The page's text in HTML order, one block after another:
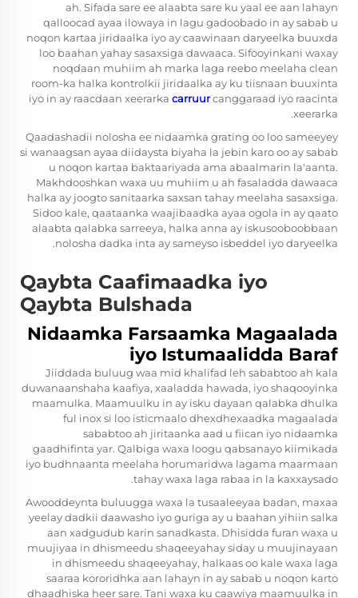
ah. Sifada sare ee alaabta sare ku yaal ee aan lahayn
qalloocad ayaa ilowaya in lagu gadoobado in ay sabab u
noqon kartaa jiridaalka iyo ay caawinaan daryeelka buuxda
loo baahan yahay sasaxsiga dawaaca. Sifooyinkani waxay
noqdaan muhiim ah marka laga reebo meelaha clean
room-ka halka kontrolkii jiridaalka ay ku tiisnaan buuxinta
iyo in ay raacdaan xeerarka carruurcanggaraad iyo raacinta
xeerarka.
Qaadashadii nolosha ee nidaamka grating oo loo sameeyey
si wanaagsan ayaa diidaysta biyaha la jebin karo oo ay sabab
u noqon kartaa baktaariyada ama abaalmarin la'aanta.
Makhdooshkan waxa uu muhiim u ah fasaladda dawaaca
halka ay joogto sanitaarka saxsan tahay meelaha sasaxsiga.
Sidoo kale, qaataanka waajibaadka ayaa ogola in ay qaato
alaabta qalabka sarreeya, halka anna ay iskusooboobbaan
nolosha dadka inta ay sameyso isbeddel iyo daryeelka.
Qaybta Caafimaadka iyo
Qaybta Bulshada
Nidaamka Farsaamka Magaalada
iyo Istumaalidda Baraf
Jiiddada buluug waa mid khalifad leh sababtoo ah kala
duwanaanshaha kaafiya, xaaladda hawada, iyo shaqooyinka
maamulka. Maamuulku in ay isku dayaan qalabka dhulka
ful inoxsi loo isticmaalo dhexdhexaadka magaalada
sababtoo ah jiritaanka aad u fiican iyo nidaamka
gaadhifinta yar. Qalbiga waxa loogu qabsanayo kiimikada
iyo budhnaanta meelaha horumaridwa lagama maarmaan
tahay waxa laga rabaa in la kaxxaysado.
Awooddeynta buluugga waxa la tusaaleeyaa badan, maxaa
yeelay dadkii daawasho iyo guriga ay u baahan yihiin salka
aan xadgudub karin sanadkasta. Dhisidda furan waxa u
muujiyaa in dhismeedu shaqeeyahay siday u muujinayaan
in dhismeedu shaqeeyahay, halkaas oo kale waxa laga
saaraa kororidhka aan lahayn in ay sabab u noqon karto
dhaadhiska heer sare. Tani waxa ku caawiya maamuulka in